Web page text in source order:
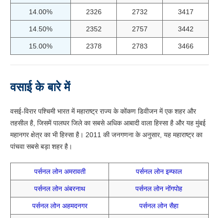
14.00% 2326 2732 3417
14.50% 2352 2757 3442
15.00% 2378 2783 3466
वसाई के बारे में
वसई-विरार पश्चिमी भारत में महाराष्ट्र राज्य के कोंकण डिवीजन में एक शहर और
तहसील है, जिसमें पालघर जिले का सबसे अधिक आबादी वाला हिस्सा है और यह मुंबई
महानगर क्षेत्र का भी हिस्सा है। 2011 की जनगणना के अनुसार, यह महाराष्ट्र का
पांचवा सबसे बड़ा शहर है।
पर्सनल लोन अमरावती पर्सनल लोन इम्फाल
पर्सनल लोन अंबरनाथ पर्सनल लोन नोंगपोह
पर्सनल लोन अहमदनगर पर्सनल लोन सैहा